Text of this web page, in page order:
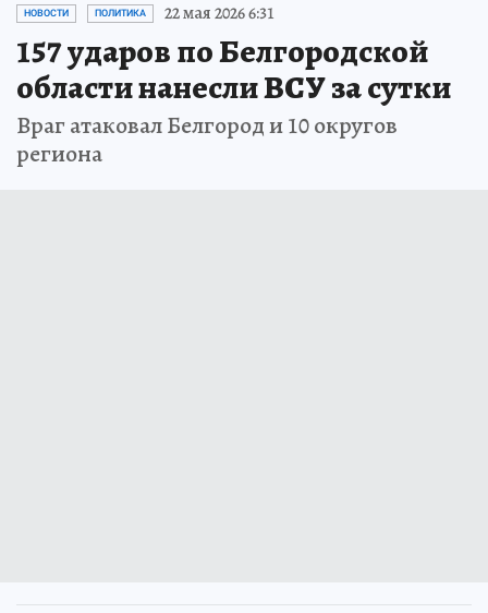
НОВОСТИ ПОЛИТИКА 22 мая 2026 6:31
157 ударов по Белгородской
области нанесли ВСУ за сутки
Враг атаковал Белгород и 10 округов
региона